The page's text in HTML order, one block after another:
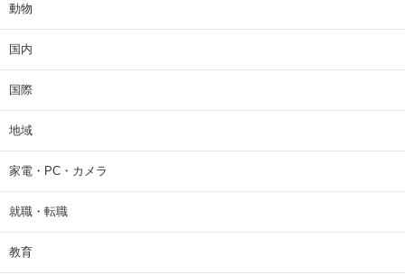
動物
国内
国際
地域
家電・PC・カメラ
就職・転職
教育